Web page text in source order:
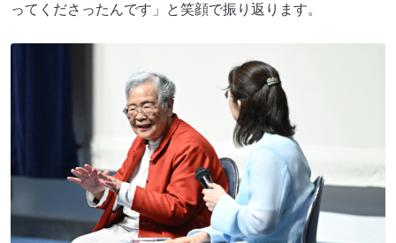
ってくださったんです」と笑顔で振り返ります。